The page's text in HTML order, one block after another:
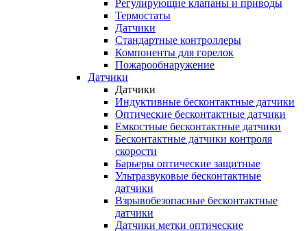
Регулирующие клапаны и приводы
Термостаты
Датчики
Стандартные контроллеры
Компоненты для горелок
Пожарообнаружение
Датчики
Датчики
Индуктивные бесконтактные датчики
Оптические бесконтактные датчики
Емкостные бесконтактные датчики
Бесконтактные датчики контроля
скорости
Барьеры оптические защитные
Ультразвуковые бесконтактные
датчики
Взрывобезопасные бесконтактные
датчики
Датчики метки оптические